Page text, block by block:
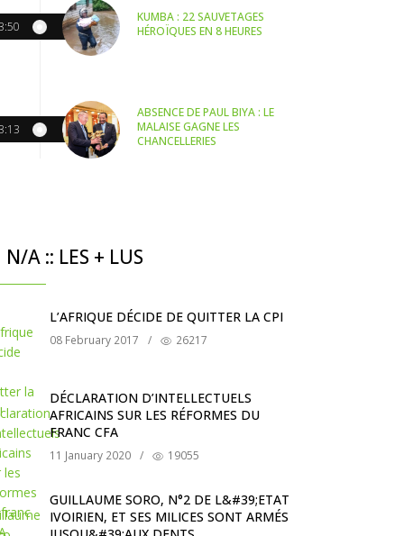
KUMBA : 22 SAUVETAGES
HÉROÏQUES EN 8 HEURES
ABSENCE DE PAUL BIYA : LE
MALAISE GAGNE LES
CHANCELLERIES
N/A :: LES + LUS
L’AFRIQUE DÉCIDE DE QUITTER LA CPI
08 February 2017 / 26217
DÉCLARATION D’INTELLECTUELS
AFRICAINS SUR LES RÉFORMES DU
FRANC CFA
11 January 2020 / 19055
GUILLAUME SORO, N°2 DE L&#39;ETAT
IVOIRIEN, ET SES MILICES SONT ARMÉS